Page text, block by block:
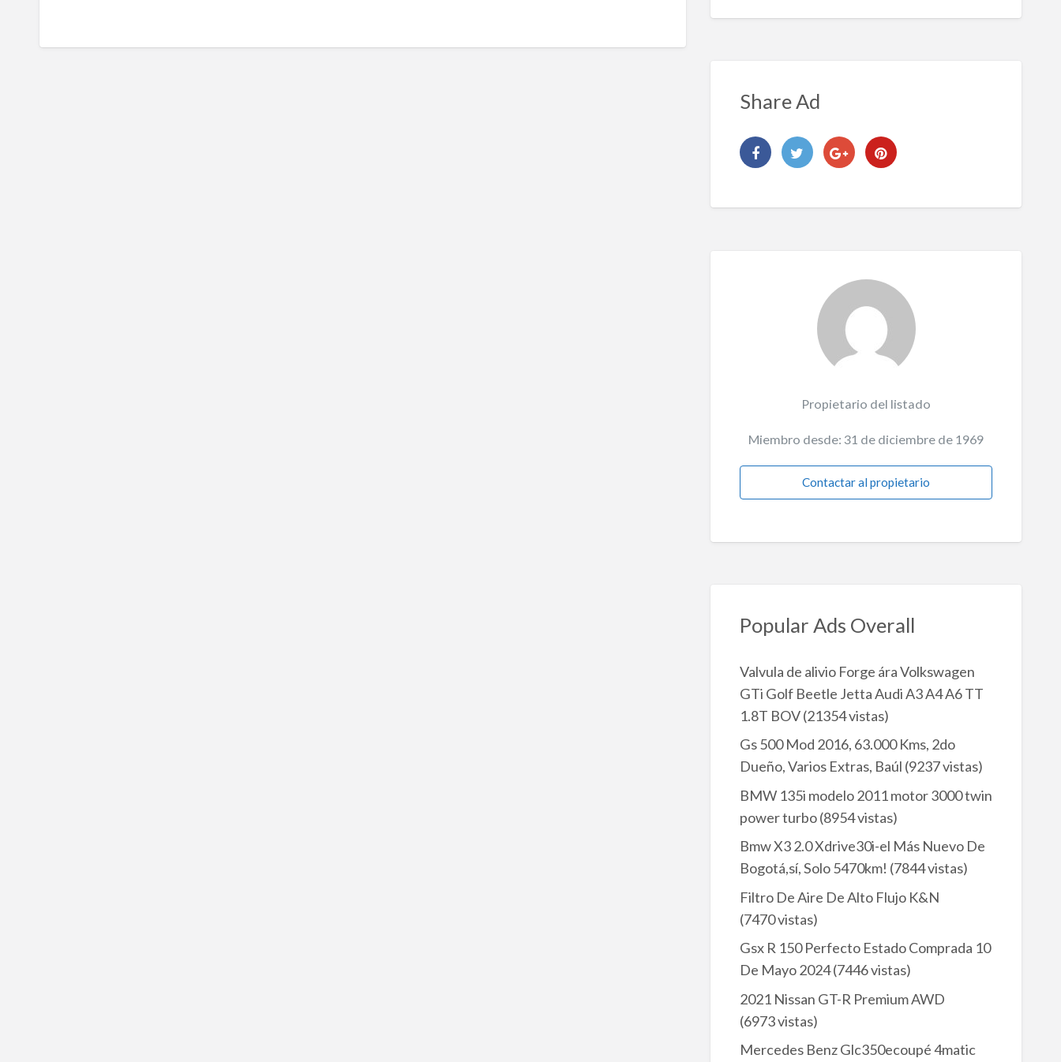
Share Ad
Propietario del listado
Miembro desde: 31 de diciembre de 1969
Contactar al propietario
Popular Ads Overall
Valvula de alivio Forge ára Volkswagen
GTi Golf Beetle Jetta Audi A3 A4 A6 TT
1.8T BOV(21354 vistas)
Gs 500 Mod 2016, 63.000 Kms, 2do
Dueño, Varios Extras, Baúl (9237 vistas)
BMW 135i modelo 2011 motor 3000 twin
power turbo(8954 vistas)
Bmw X3 2.0 Xdrive30i-el Más Nuevo De
Bogotá,sí, Solo 5470km! (7844 vistas)
Filtro De Aire De Alto Flujo K&N
(7470 vistas)
Gsx R 150 Perfecto Estado Comprada 10
De Mayo 2024(7446 vistas)
2021 Nissan GT-R Premium AWD
(6973 vistas)
Mercedes Benz Glc350ecoupé 4matic